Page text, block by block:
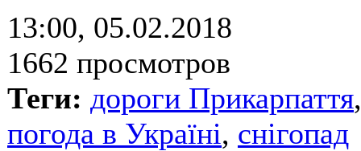
13:00, 05.02.2018
1662 просмотров
Теги: дороги Прикарпаття
погода в Україні, снігопад